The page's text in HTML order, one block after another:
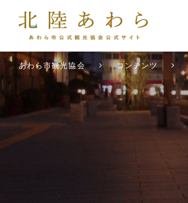
あわら市観光協会 コンテンツ